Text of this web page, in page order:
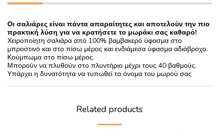
Οι σαλιάρες είναι πάντα απαραίτητες και αποτελούν την πιο
πρακτική λύση για να κρατήσετε το μωράκι σας καθαρό!
Χειροποίητη σαλιάρα από 100% βαμβακερό ύφασμα στο
μπροστινό και στο πίσω μέρος και ενδιάμεσα ύφασμα αδιάβροχο.
Κούμπωμα στο πίσω μέρος.
Μπορούν να πλυθούν στο πλυντήριο μέχρι τους 40 βαθμούς.
Υπάρχει η δυνατότητα να τυπωθεί το όνομα του μωρού σας
Related products